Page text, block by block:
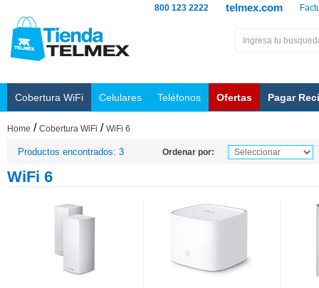
telmex.com
800 123 2222
Cobertura WiFi Celulares Teléfonos Ofertas Pagar
Home / Cobertura WiFi / WiFi 6
Productos encontrados: 3 Ordenar por:
WiFi 6